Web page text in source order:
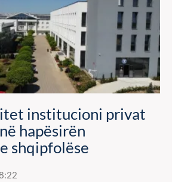
institucioni privat
hapësirën
shqipfolëse